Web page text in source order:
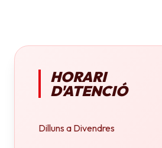
HORARI
D'ATENCIÓ
Dilluns a Divendres